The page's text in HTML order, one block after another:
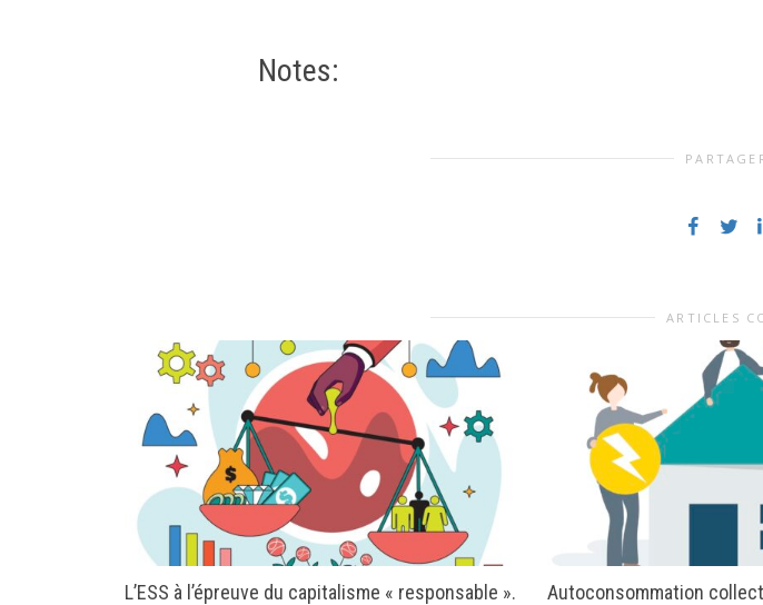
Notes:
ARTICLES
L’ESS à l’épreuve du capitalisme « responsable ».
Autoconsommation